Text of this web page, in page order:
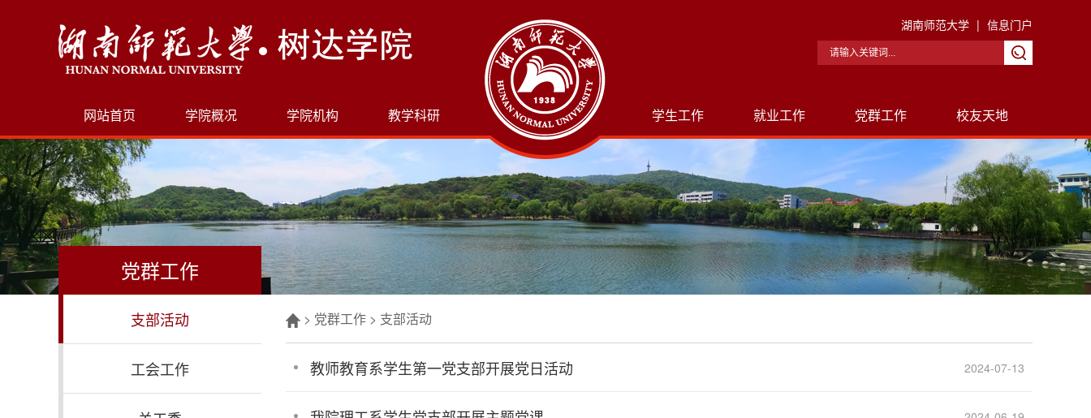
湖南师范大学 | 信息门户
网站首页 学院概况 学院机构 教学科研 学生工作 就业工作 党群工作 校友天地
党群工作
支部活动
工会工作
> 党群工作 > 支部活动
2024-07-13
教师教育系学生第一党支部开展党日活动